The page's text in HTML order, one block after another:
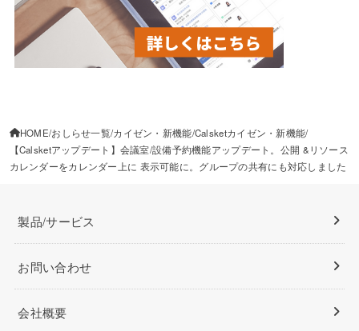
HOME おしらせ一覧 カイゼン・新機能 Calsketカイゼン・新機能
【Calsketアップデート】会議室/設備予約機能アップデート。公開 &リソース
カレンダーをカレンダー上に 表示可能に。グループの共有にも対応しました
製品/サービス
お問い合わせ
会社概要